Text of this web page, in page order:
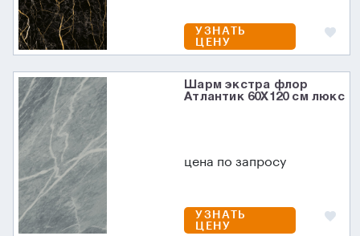
УЗНАТЬ
ЦЕНУ
Шарм экстра флор
Атлантик 60X120 см люкс
цена по запросу
УЗНАТЬ
ЦЕНУ